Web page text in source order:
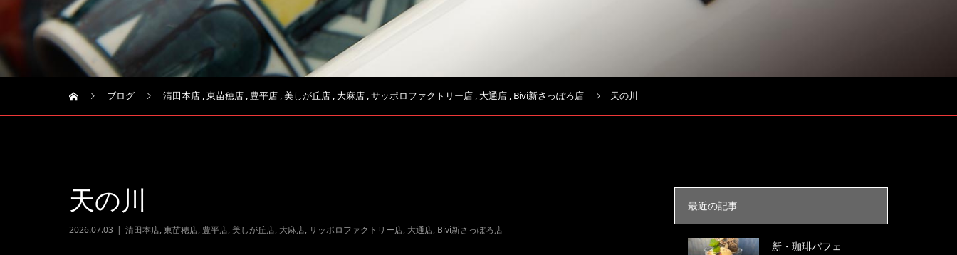
ブログ 清田本店 ,東苗穂店 , 豊平店 ,美しが丘店 , 大麻店 ,サッポロファクトリー店 , 大通店 , Bivi新さっぽろ店 天の川
天の川
2026.07.03 清田本店,東苗穂店, 豊平店,美しが丘店, 大麻店,サッポロファクトリー店, 大通店, Bivi新さっぽろ店
最近の記事
新・珈琲パフェ